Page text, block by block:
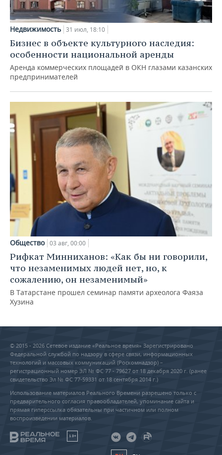
Недвижимость 31 июл, 18:10
Бизнес в объекте культурного наследия:
особенности национальной аренды
Аренда коммерческих площадей в ОКН глазами казанских
предпринимателей
Общество 03 авг, 00:00
Рифкат Минниханов: «Как бы ни говорили,
что незаменимых людей нет, но, к
сожалению, он незаменимый»
В Татарстане прошел семинар памяти археолога Фаяза
Хузина
© 2015 - 2026 Сетевое издание «Реальное время» Зарегистрировано
Федеральной службой по надзору в сфере связи, информационных
технологий и массовых коммуникаций (Роскомнадзор) –
регистрационный номер ЭЛ № ФС 77 - 79627 от 18 декабря 2020 г. (ранее
свидетельство Эл № ФС 77-59331 от 18 сентября 2014 г.)
Использование материалов Реального Времени разрешено только с
предварительного согласия правообладателей, упоминание сайта и
прямая гиперссылка обязательны при частичном или полном
воспроизведении материалов.
18+